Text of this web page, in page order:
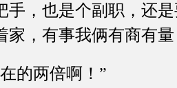
手，也是个副职，还
家，有事我俩有商有
两倍啊！”